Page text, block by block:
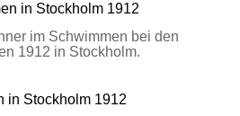
in Stockholm 1912
im Schwimmen bei den
1912 in Stockholm.
in Stockholm 1912